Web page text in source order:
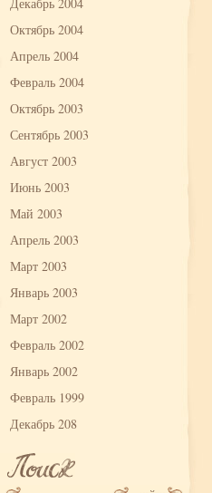
Октябрь 2004
Апрель 2004
Февраль 2004
Октябрь 2003
Сентябрь 2003
Август 2003
Июнь 2003
Май 2003
Апрель 2003
Март 2003
Январь 2003
Март 2002
Февраль 2002
Январь 2002
Февраль 1999
Декабрь 208